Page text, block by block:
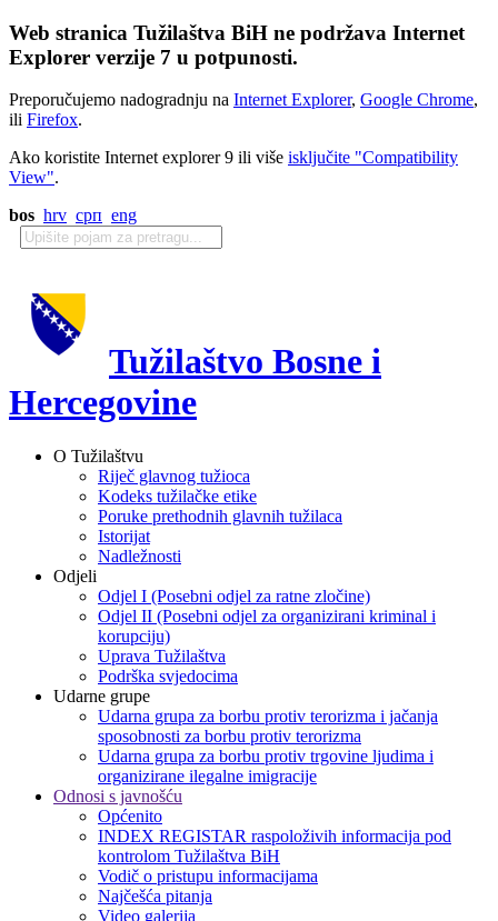
Web stranica Tužilaštva BiH ne podržava Internet
Explorer verzije 7 u potpunosti.
Preporučujemo nadogradnju na Internet Explorer, Google Chrome,
ili Firefox.
Ako koristite Internet explorer 9 ili više isključite "Compatibility
View".
bos hrv срп eng
Tužilaštvo Bosne i
Hercegovine
O Tužilaštvu
Riječ glavnog tužioca
Kodeks tužilačke etike
Poruke prethodnih glavnih tužilaca
Istorijat
Nadležnosti
Odjeli
Odjel I (Posebni odjel za ratne zločine)
Odjel II (Posebni odjel za organizirani kriminal i
korupciju)
Uprava Tužilaštva
Podrška svjedocima
Udarne grupe
Udarna grupa za borbu protiv terorizma i jačanja
sposobnosti za borbu protiv terorizma
Udarna grupa za borbu protiv trgovine ljudima i
organizirane ilegalne imigracije
Odnosi s javnošću
Općenito
INDEX REGISTAR raspoloživih informacija pod
kontrolom Tužilaštva BiH
Vodič o pristupu informacijama
Najčešća pitanja
Video galerija